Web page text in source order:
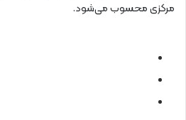
مرکزی محسوب می‌شود.